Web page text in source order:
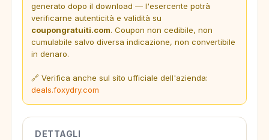
generato dopo il download — l'esercente potrà
verificarne autenticità e validità su
coupongratuiti.com. Coupon non cedibile, non
cumulabile salvo diversa indicazione, non convertibile
in denaro.
🔗 Verifica anche sul sito ufficiale dell'azienda:
deals.foxydry.com
DETTAGLI